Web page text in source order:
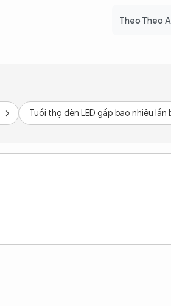
Theo Theo
Tuổi thọ đèn LED gấp bao nhiêu